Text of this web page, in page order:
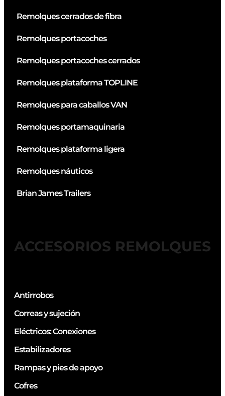
Remolques cerrados de fibra
Remolques portacoches
Remolques portacoches cerrados
Remolques plataforma TOPLINE
Remolques para caballos VAN
Remolques portamaquinaria
Remolques plataforma ligera
Remolques náuticos
Brian James Trailers
ACCESORIOS REMOLQUES
Antirrobos
Correas y sujeción
Eléctricos: Conexiones
Estabilizadores
Rampas y pies de apoyo
Cofres